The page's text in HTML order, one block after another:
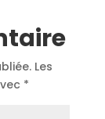
Les
*